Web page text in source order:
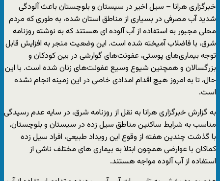
خبرگزاری هرانا – سیل اخیر در سیستان و بلوچستان باعث آلودگی
شدید آب مصرفی در بسیاری از مناطق استان شده، به طوری که مردم
محلی مجبور به استفاده از آب آلوده‌ ای هستند که به نوشته روزنامه
شرق، با فاضلاب آمیخته شده است. این وضعیت منجر به افزایش قابل
توجه بیماری‌های پوستی، عفونت‌های گوارشی در بین کودکان و
بزرگسالان و همچنین شیوع وسیع عفونت‌های زنان شده است. با این
حال، تا به امروز هیچ اقدام امدادی خاصی در این زمینه انجام نشده
است.
به گزارش خبرگزاری هرانا به نقل از روزنامه شرق، در سایه عدم رسیدگی
مناسب به شرایط ساکنین مناطق سیل زده در سیستان و بلوچستان،
با گذشت چندین هفته از وقوع این رویداد طبیعی، افراد سیل زده
کماکان با عوارضی همچون ابتلا به بیماری های مختلف ناشی از
استفاده از آب آلوده مواجه هستند.